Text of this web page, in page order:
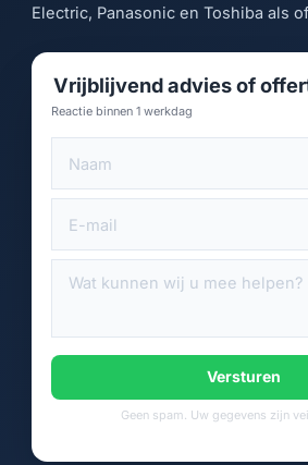
Electric, Panasonic en Toshiba als
Vrijblijvend advies of
Reactie binnen 1 werkdag
Versturen
Geen spam. Uw gegevens zijn